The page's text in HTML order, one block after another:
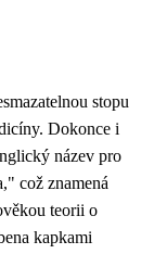
stopu
Dokonce i
název pro
což znamená
teorii o
kapkami